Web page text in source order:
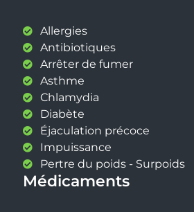
Allergies
Antibiotiques
Arrêter de fumer
Asthme
Chlamydia
Diabète
Éjaculation précoce
Impuissance
Pertre du poids - Surpoids
Médicaments